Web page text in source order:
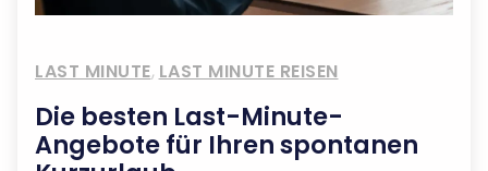
LAST MINUTE, LAST MINUTE REISEN
Die besten Last-Minute-
Angebote für Ihren spontanen